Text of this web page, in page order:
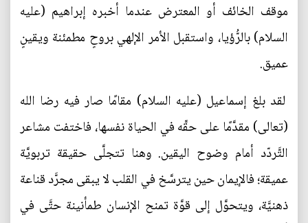
موقف الخائف أو المعترض عندما أخبره إبراهيم (عليه
السلام) بالرُّؤيا، واستقبل الأمر الإلهي بروحٍ مطمئنة ويقينٍ
عميق.
لقد بلغ إسماعيل (عليه السلام) مقامًا صار فيه رضا الله
(تعالى) مقدَّمًا على حقِّه في الحياة نفسها، فاختفت مشاعر
التَّردّد أمام وضوح اليقين. وهنا تتجلَّى حقيقة تربويَّة
عميقة؛ فالإيمان حين يترسَّخ في القلب لا يبقى مجرَّد قناعة
ذهنيَّة، ويتحوَّل إلى قوَّة تمنح الإنسان طمأنينة حتَّى في